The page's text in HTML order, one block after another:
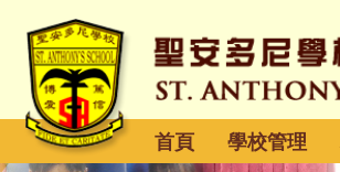
首頁 學校管理